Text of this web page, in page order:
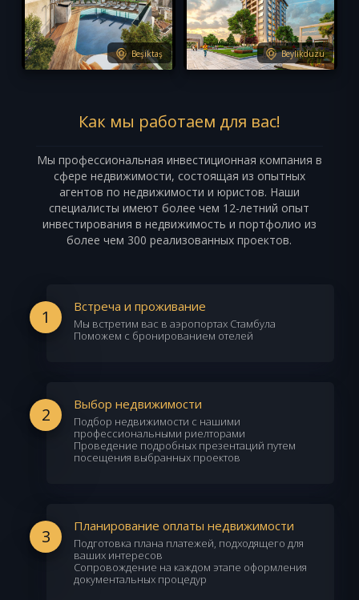
Beşiktaş Beylikdüzü
Как мы работаем для вас!
Мы профессиональная инвестиционная компания в
сфере недвижимости, состоящая из опытных
агентов по недвижимости и юристов. Наши
специалисты имеют более чем 12-летний опыт
инвестирования в недвижимость и портфолио из
более чем 300 реализованных проектов.
1 Встреча и проживание
Мы встретим вас в аэропортах Стамбула
Поможем с бронированием отелей
2 Выбор недвижимости
Подбор недвижимости с нашими
профессиональными риелторами
Проведение подробных презентаций путем
посещения выбранных проектов
3 Планирование оплаты недвижимости
Подготовка плана платежей, подходящего для
ваших интересов
Сопровождение на каждом этапе оформления
документальных процедур